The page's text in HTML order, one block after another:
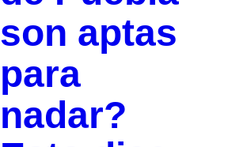
son aptas
para
nadar?